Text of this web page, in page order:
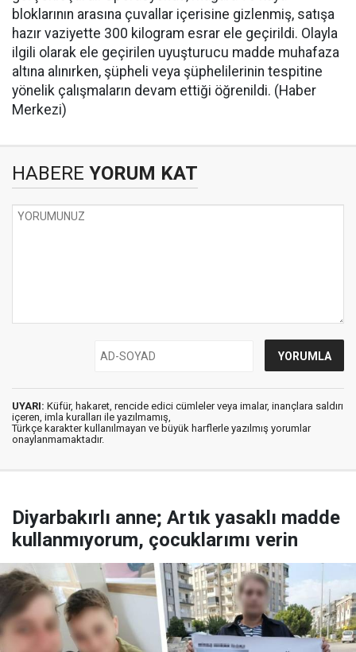
bloklarının arasına çuvallar içerisine gizlenmiş, satışa
hazır vaziyette 300 kilogram esrar ele geçirildi. Olayla
ilgili olarak ele geçirilen uyuşturucu madde muhafaza
altına alınırken, şüpheli veya şüphelilerinin tespitine
yönelik çalışmaların devam ettiği öğrenildi. (Haber
Merkezi)
HABERE YORUM KAT
UYARI: Küfür, hakaret, rencide edici cümleler veya imalar, inançlara saldırı
içeren, imla kuralları ile yazılmamış,
Türkçe karakter kullanılmayan ve büyük harflerle yazılmış yorumlar
onaylanmamaktadır.
Diyarbakırlı anne; Artık yasaklı madde
kullanmıyorum, çocuklarımı verin